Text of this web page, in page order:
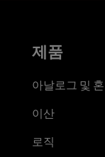
제품
아날로그 및
이산
로직